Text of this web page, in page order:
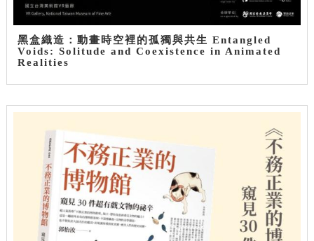
黑盒織造：動畫時空裡的孤獨與共生 Entangled
Voids: Solitude and Coexistence in Animated
Realities